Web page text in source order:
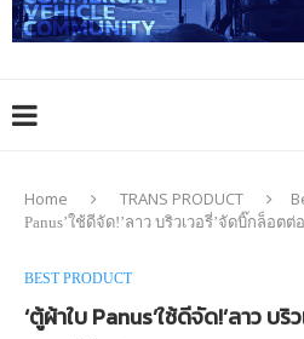
Home TRANS PRODUCT
Panus’ใช้ดีจัด!’ลาว บริวเวอรี่’จัดบิ๊กล็อตต่
BEST PRODUCT
‘ตู้ผ้าใบ Panus’ใช้ดีจัด!’ลาว บ